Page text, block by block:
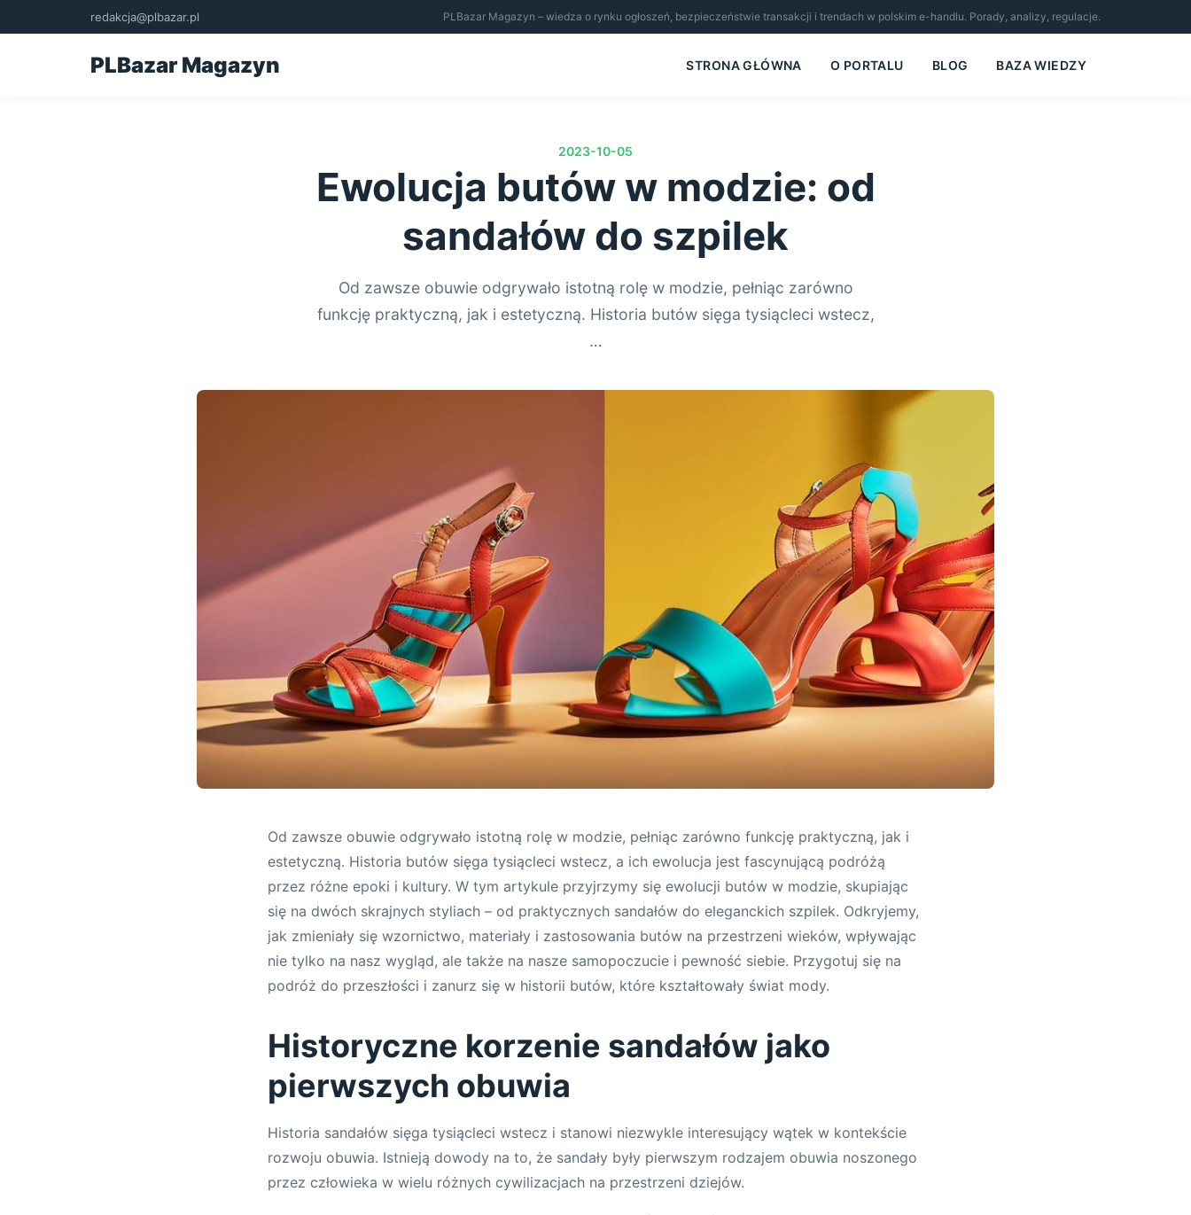
redakcja@plbazar.pl PLBazar Magazyn – wiedza o rynku ogłoszeń, bezpieczeństwie transakcji i trendach w polskim e-handlu. Porady, analizy, regulacje.
PLBazar Magazyn STRONA GŁÓWNA O PORTALU BLOG BAZA WIEDZY
2023-10-05
Ewolucja butów w modzie: od
sandałów do szpilek
Od zawsze obuwie odgrywało istotną rolę w modzie, pełniąc zarówno
funkcję praktyczną, jak i estetyczną. Historia butów sięga tysiącleci wstecz,
…
Od zawsze obuwie odgrywało istotną rolę w modzie, pełniąc zarówno funkcję praktyczną, jak i
estetyczną. Historia butów sięga tysiącleci wstecz, a ich ewolucja jest fascynującą podróżą
przez różne epoki i kultury. W tym artykule przyjrzymy się ewolucji butów w modzie, skupiając
się na dwóch skrajnych styliach – od praktycznych sandałów do eleganckich szpilek. Odkryjemy,
jak zmieniały się wzornictwo, materiały i zastosowania butów na przestrzeni wieków, wpływając
nie tylko na nasz wygląd, ale także na nasze samopoczucie i pewność siebie. Przygotuj się na
podróż do przeszłości i zanurz się w historii butów, które kształtowały świat mody.
Historyczne korzenie sandałów jako
pierwszych obuwia
Historia sandałów sięga tysiącleci wstecz i stanowi niezwykle interesujący wątek w kontekście
rozwoju obuwia. Istnieją dowody na to, że sandały były pierwszym rodzajem obuwia noszonego
przez człowieka w wielu różnych cywilizacjach na przestrzeni dziejów.